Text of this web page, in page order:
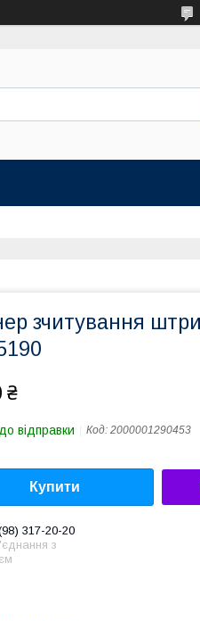
зчитування
₴
відправки Код: 2000001290453
Купити
317-20-20
з